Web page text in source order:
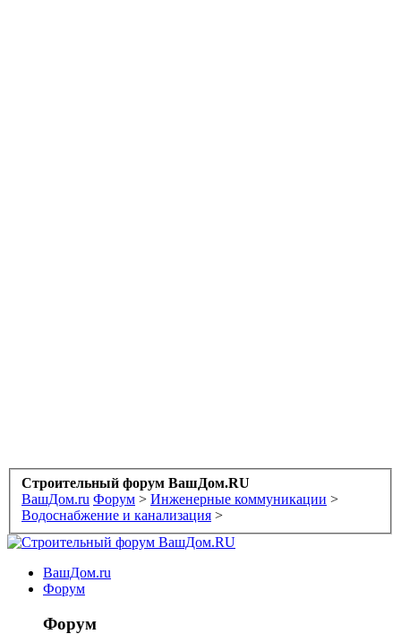
Строительный форум ВашДом.RU
ВашДом.ru Форум > Инженерные коммуникации >
Водоснабжение и канализация >
ВашДом.ru
Форум
Форум